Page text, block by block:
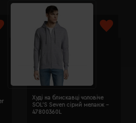
Худі на блискавці чоловіче
SOL'S Seven сірий меланж -
47800360L